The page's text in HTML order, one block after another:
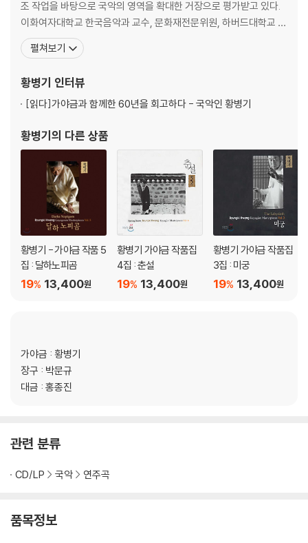
조 작업을 바탕으로 국악의 영역을 확대한 거장으로 평가받고 있다.
이화여자대학교 한국음악과 교수, 문화재전문위원, 하버드대학교 객
원교수, 한국예술종합학교 겸임교수, 광복60주년기념 문화사업 추
진위원회 위원장, 연세대학교 특별초빙교수 등을 역임했고, 유니세
예술감독으로 활동했다. 1986년에는 뉴욕 카네기홀에서 가야금 독
주회를
펼쳐보기
황병기 인터뷰
[읽다]가야금과 함께한 60년을 회고하다 - 국악인 황병기
황병기 의 다른 상품
황병기 - 가야금 작품 5
집 : 달하노피곰
13,400원
19%
황병기 가야금 작품집
4집 : 춘설
13,400원
19%
황병기 가야금 작품집
3집 : 미궁
13,400원
19%
가야금 : 황병기
장구 : 박문규
대금 : 홍종진
관련 분류
CD/LP 국악 연주곡
품목정보